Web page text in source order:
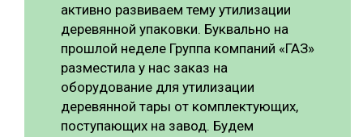
активно развиваем тему утилизации
деревянной упаковки. Буквально на
прошлой неделе Группа компаний «ГАЗ»
разместила у нас заказ на
оборудование для утилизации
деревянной тары от комплектующих,
поступающих на завод. Будем